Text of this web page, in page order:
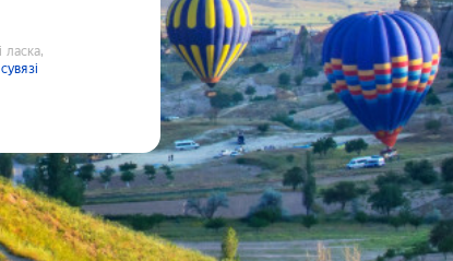
ласка,